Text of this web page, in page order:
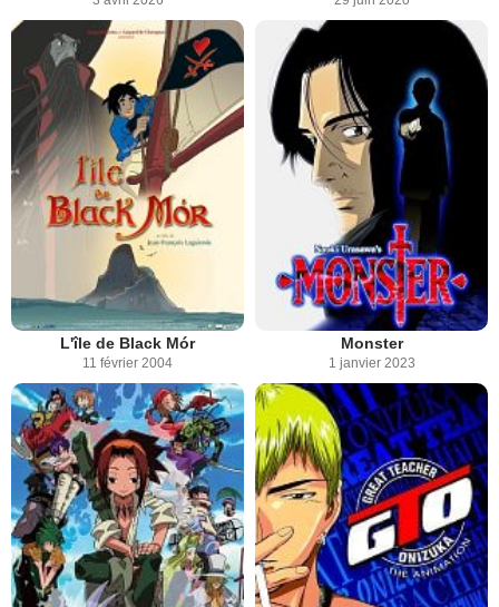
L'île de Black Mór
11 février 2004
Monster
1 janvier 2023